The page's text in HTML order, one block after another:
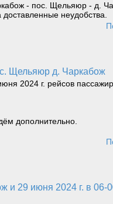
- пос. Щельяюр - д.
неудобства.
Щельяюр д. Чаркабож
2024 г. рейсов
дополнительно.